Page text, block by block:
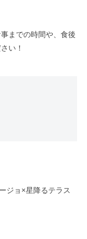
までの時間や、食後
い！
ジョ×星降るテラス